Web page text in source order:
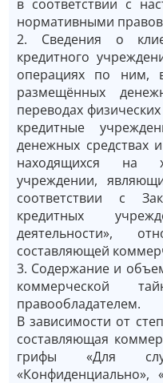
в соответствии с
нормативными
2. Сведения о
кредитного
операциях по ним,
размещённых
переводах
кредитные
денежных средствах
находящихся на
учреждении,
соответствии с
кредитных
деятельности»,
составляющей
3. Содержание и
коммерческой
правообладателем.
В зависимости от
составляющая
грифы «Для
«Конфиденциально»,